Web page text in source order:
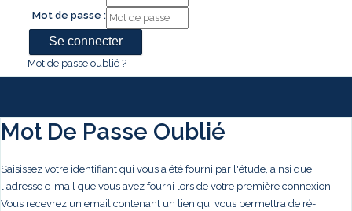
Mot de passe :
Mot de passe oublié ?
Mot De Passe Oublié
Saisissez votre identifiant qui vous a été fourni par l'étude, ainsi que
l'adresse e-mail que vous avez fourni lors de votre première connexion.
Vous recevrez un email contenant un lien qui vous permettra de ré-